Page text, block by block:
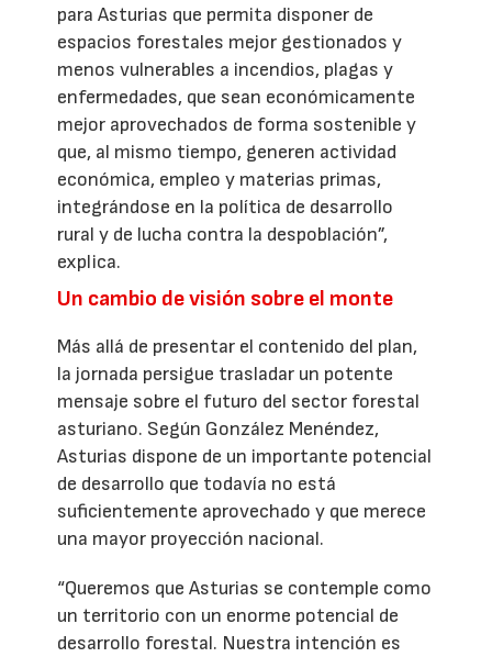
para Asturias que permita disponer de
espacios forestales mejor gestionados y
menos vulnerables a incendios, plagas y
enfermedades, que sean económicamente
mejor aprovechados de forma sostenible y
que, al mismo tiempo, generen actividad
económica, empleo y materias primas,
integrándose en la política de desarrollo
rural y de lucha contra la despoblación”,
explica.
Un cambio de visión sobre el monte
Más allá de presentar el contenido del plan,
la jornada persigue trasladar un potente
mensaje sobre el futuro del sector forestal
asturiano. Según González Menéndez,
Asturias dispone de un importante potencial
de desarrollo que todavía no está
suficientemente aprovechado y que merece
una mayor proyección nacional.
“Queremos que Asturias se contemple como
un territorio con un enorme potencial de
desarrollo forestal. Nuestra intención es